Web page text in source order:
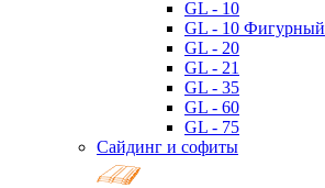
GL - 10
GL - 10 Фигурный
GL - 20
GL - 21
GL - 35
GL - 60
GL - 75
Сайдинг и софиты